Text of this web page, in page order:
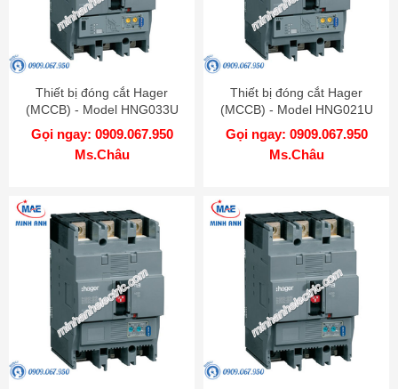
Thiết bị đóng cắt Hager
(MCCB) - Model HNG033U
Gọi ngay: 0909.067.950
Ms.Châu
Thiết bị đóng cắt Hager
(MCCB) - Model HNG021U
Gọi ngay: 0909.067.950
Ms.Châu